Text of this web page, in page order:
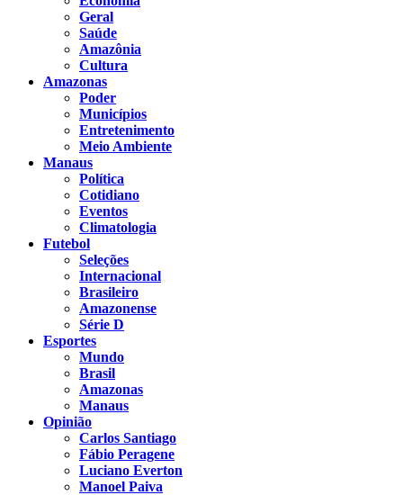
Geral
Saúde
Amazônia
Cultura
Amazonas
Poder
Municípios
Entretenimento
Meio Ambiente
Manaus
Política
Cotidiano
Eventos
Climatologia
Futebol
Seleções
Internacional
Brasileiro
Amazonense
Série D
Esportes
Mundo
Brasil
Amazonas
Manaus
Opinião
Carlos Santiago
Fábio Peragene
Luciano Everton
Manoel Paiva